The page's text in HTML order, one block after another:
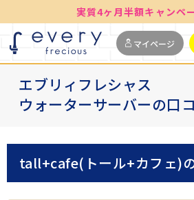
実質4ヶ月半額キャンペ
送料無料
最短お
マイページ
エブリィフレシャス
ウォーターサーバーの口
tall+cafe(トール+カフェ)